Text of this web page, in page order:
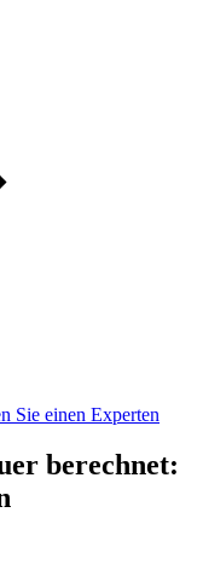
Sie einen Experten
berechnet: